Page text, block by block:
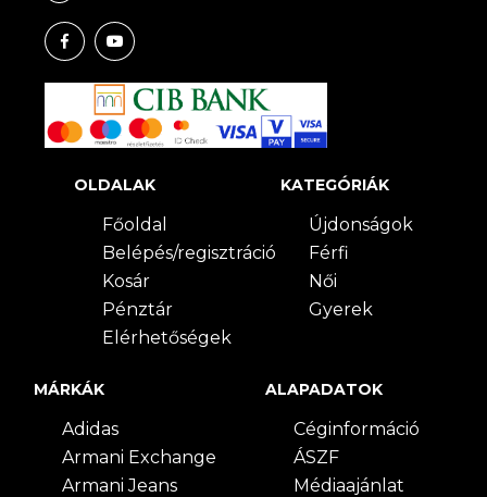
OLDALAK
Főoldal
Belépés/regisztráció
Kosár
Pénztár
Elérhetőségek
KATEGÓRIÁK
Újdonságok
Férfi
Női
Gyerek
MÁRKÁK
Adidas
Armani Exchange
Armani Jeans
ALAPADATOK
Céginformáció
ÁSZF
Médiaajánlat